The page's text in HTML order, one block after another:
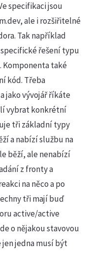
specifikaci jsou
ale i rozšiřitelné
Tak například
řešení typu
Komponenta také
kód. Třeba
jako vývojář říkáte
vybrat konkrétní
tři základní typy
a nabízí službu na
běží, ale nenabízí
z fronty a
na něco a po
tři mají buď
active/active
o nějakou stavovou
jedna musí být